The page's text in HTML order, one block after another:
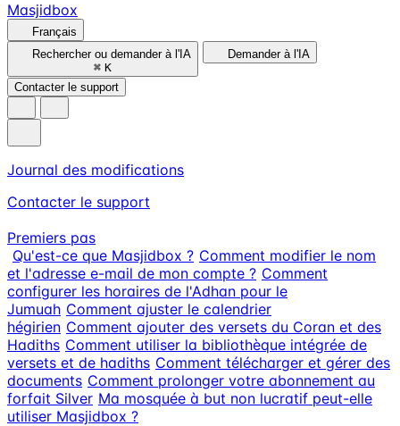
Masjidbox
Français
Rechercher ou demander à l'IA
⌘ K
Demander à l'IA
Contacter le support
Journal des modifications
Contacter le support
Premiers pas
Qu'est-ce que Masjidbox ? Comment modifier le nom
et l'adresse e-mail de mon compte ? Comment
configurer les horaires de l'Adhan pour le
Jumuah Comment ajuster le calendrier
hégirien Comment ajouter des versets du Coran et des
Hadiths Comment utiliser la bibliothèque intégrée de
versets et de hadiths Comment télécharger et gérer des
documents Comment prolonger votre abonnement au
forfait Silver Ma mosquée à but non lucratif peut-elle
utiliser Masjidbox ?